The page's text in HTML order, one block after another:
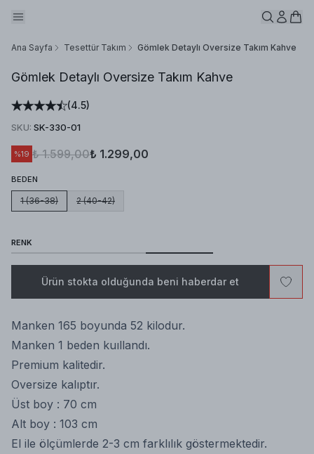
Ana Sayfa Tesettür Takım Gömlek Detaylı Oversize Takım Kahve
Gömlek Detaylı Oversize Takım Kahve
(4.5)
SKU: SK-330-01
%19 ₺ 1.599,00₺ 1.299,00
BEDEN
1 (36-38) 2 (40-42)
RENK
Ürün stokta olduğunda beni haberdar et
Manken 165 boyunda 52 kilodur.
Manken 1 beden kuıllandı.
Premium kalitedir.
Oversize kalıptır.
Üst boy : 70 cm
Alt boy : 103 cm
El ile ölçümlerde 2-3 cm farklılık göstermektedir.